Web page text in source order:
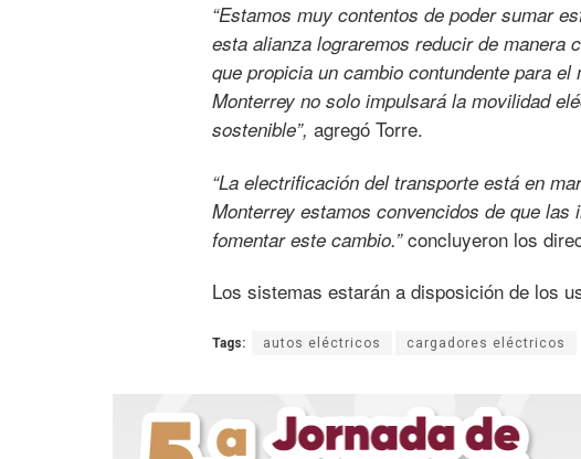
“Estamos muy contentos de poder sumar
esta alianza lograremos reducir de manera
que propicia un cambio contundente para
Monterrey no solo impulsará la movilidad
sostenible”, agregó Torre.
“La electrificación del transporte está en
Monterrey estamos convencidos de que
fomentar este cambio.”concluyeron los
Los sistemas estarán a disposición de los
Tags: autos eléctricos cargadores eléctricos